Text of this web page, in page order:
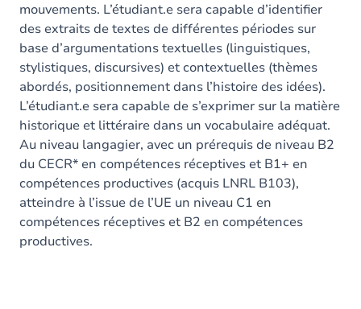
mouvements. L’étudiant.e sera capable d’identifier
des extraits de textes de différentes périodes sur
base d’argumentations textuelles (linguistiques,
stylistiques, discursives) et contextuelles (thèmes
abordés, positionnement dans l’histoire des idées).
L’étudiant.e sera capable de s’exprimer sur la matière
historique et littéraire dans un vocabulaire adéquat.
Au niveau langagier, avec un prérequis de niveau B2
du CECR* en compétences réceptives et B1+ en
compétences productives (acquis LNRL B103),
atteindre à l’issue de l’UE un niveau C1 en
compétences réceptives et B2 en compétences
productives.